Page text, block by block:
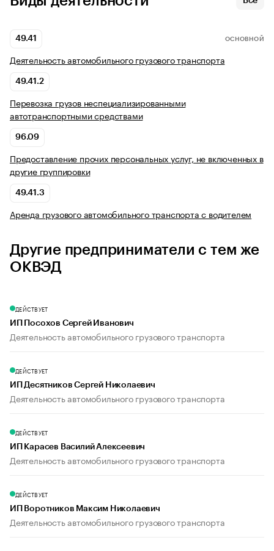
49.41 ОСНОВНОЙ
Деятельность автомобильного грузового транспорта
49.41.2
Перевозка грузов неспециализированными
автотранспортными средствами
96.09
Предоставление прочих персональных услуг, не включенных в
другие группировки
49.41.3
Аренда грузового автомобильного транспорта с водителем
Другие предприниматели с тем же
ОКВЭД
ДЕЙСТВУЕТ
ИП Посохов Сергей Иванович
Деятельность автомобильного грузового транспорта
ДЕЙСТВУЕТ
ИП Десятников Сергей Николаевич
Деятельность автомобильного грузового транспорта
ДЕЙСТВУЕТ
ИП Карасев Василий Алексеевич
Деятельность автомобильного грузового транспорта
ДЕЙСТВУЕТ
ИП Воротников Максим Николаевич
Деятельность автомобильного грузового транспорта